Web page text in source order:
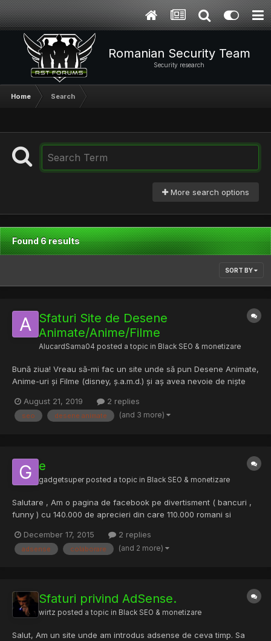
Romanian Security Team
Security research
Home Search
More search options
Found 6 results
SORT BY
Sfaturi Site de Desene
Animate/Anime/Filme
AlucardSama04 posted a topic in Black SEO & monetizare
Bună ziua! Vreau să-mi fac un site unde să pun Desene Animate,
Anime-uri și Filme (disney, ș.a.m.d.) și aș avea nevoie de niște
folosesc. M-am gândit la adsaturn pentru monetizare pentru că
altceva nu am idee, sunt începător. Site-ul...
August 21, 2019 2 replies
seo desene animate (and 3 more)
e
gadgetsuper posted a topic in Black SEO & monetizare
Salutare , Am o pagina de facebook pe divertisment ( bancuri ,
funny ) cu 140.000 de aprecieri din care 110.000 romani si
28.000 in crestere , plus inca alte 5 pagini intre 5.000-30.000
likeuri . Ideea este ca nu am timp (de postari se...
December 17, 2015 2 replies
adsense colaborare (and 2 more)
Sfaturi privind AdSense.
wirtz posted a topic in Black SEO & monetizare
Salut, Am un site unde am introdus adsense de ceva timp. Sa